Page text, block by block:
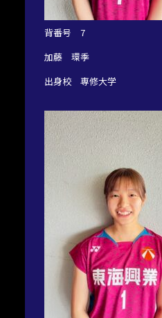
背番号 7
加藤 環季
出身校 専修大学